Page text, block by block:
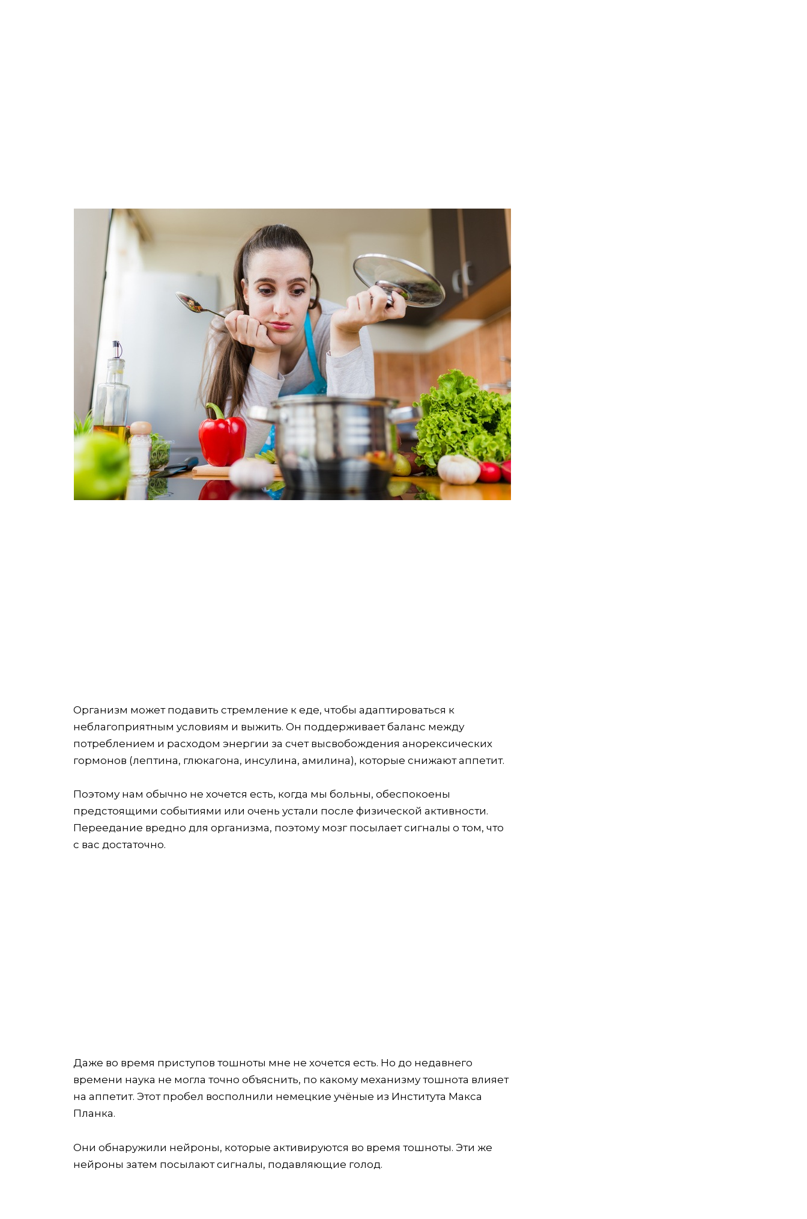
Организм может подавить стремление к еде, чтобы адаптироваться к
неблагоприятным условиям и выжить. Он поддерживает баланс между
потреблением и расходом энергии за счет высвобождения анорексических
гормонов (лептина, глюкагона, инсулина, амилина), которые снижают аппетит.
Поэтому нам обычно не хочется есть, когда мы больны, обеспокоены
предстоящими событиями или очень устали после физической активности.
Переедание вредно для организма, поэтому мозг посылает сигналы о том, что
с вас достаточно.
Даже во время приступов тошноты мне не хочется есть. Но до недавнего
времени наука не могла точно объяснить, по какому механизму тошнота влияет
на аппетит. Этот пробел восполнили немецкие учёные из Института Макса
Планка.
Они обнаружили нейроны, которые активируются во время тошноты. Эти же
нейроны затем посылают сигналы, подавляющие голод.